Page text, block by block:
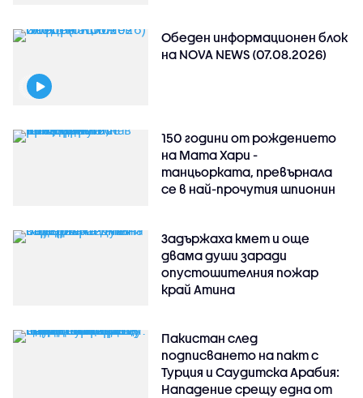
Обеден информационен блок
на NOVA NEWS (07.08.2026)
150 години от рождението
на Мата Хари -
танцьорката, превърнала
се в най-прочутия шпионин
Задържаха кмет и още
двама души заради
опустошителния пожар
край Атина
Пакистан след
подписването на пакт с
Турция и Саудитска Арабия:
Нападение срещу една от